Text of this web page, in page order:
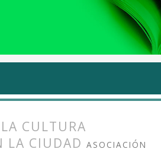
CULTURA
LA CIUDAD ASOCIACIÓN